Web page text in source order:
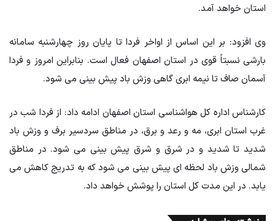
استان خواهد آمد.
وی افزود: بر این اساس از اواخر فردا تا پایان روز چهارشنبه سامانه
بارشی نسبتاً قوی در استان اصفهان فعال است. بنابراین امروز و فردا
آسمان صاف تا نیمه ابری گاهی وزش باد پیش بینی می شود.
کارشناس اداره کل هواشناسی استان اصفهان ادامه داد: از فردا شب در
غرب استان ابری، مه و رعد و برق، در مناطق سردسیر برف و وزش باد
شدید تا شدید و در شرق و شرق پیش بینی می شود. در مناطق
شمالی وزش باد لحظه ای پیش بینی می شود که به تدریج کاهش می
یابد. در این مدت کل استان را پوشش خواهد داد.